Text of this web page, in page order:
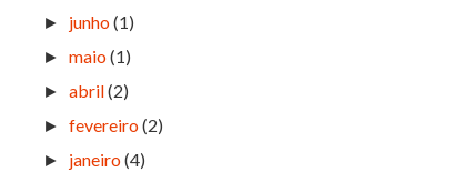
► junho(1)
►maio(1)
►abril(2)
►fevereiro(2)
► janeiro(4)